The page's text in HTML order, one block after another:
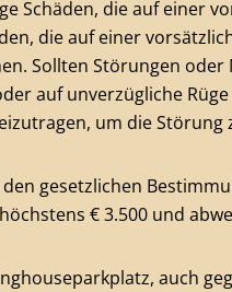
Schäden, die auf einer
die auf einer
Sollten Störungen oder
auf unverzügliche
um die Störung
gesetzlichen
€ 3.500 und
auch